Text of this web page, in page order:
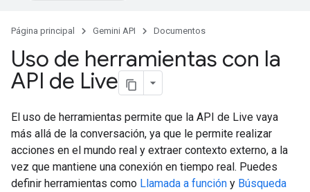
Página principal Gemini API Documentos
Uso de herramientas con la
API de Live
El uso de herramientas permite que la API de Live vaya
más allá de la conversación, ya que le permite realizar
acciones en el mundo real y extraer contexto externo, a la
vez que mantiene una conexión en tiempo real. Puedes
definir herramientas como Llamada a función y Búsqueda